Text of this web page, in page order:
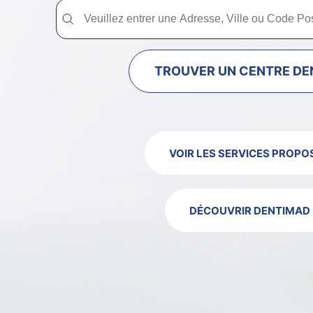
Trouver un centre dentaire Dentimad près
Trouver un centre dentaire Dentimad près de chez vous
TROUVER UN CENTRE
VOIR LES SERVICES
DÉCOUVRIR DENTIMAD